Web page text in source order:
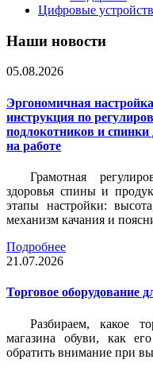
Цифровые
Наши новости
05.08.2026
Эргономичная
инструкция по
подлокотников и
на работе
Грамотная
здоровья спины и
этапы настройки:
механизм качания и
Подробнее
21.07.2026
Торговое оборудование
Разбираем, какое
магазина обуви, как
обратить внимание при